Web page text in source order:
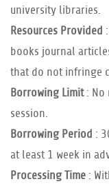
university libraries.
Resources Provided
books journal
that do not infringe
Borrowing Limit: No
session.
Borrowing Period :
at least 1 week in
Processing Time :